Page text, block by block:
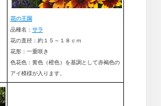
花の王国
品種名： サラ
花の直径：約１５～１８ｃｍ
花形：一重咲き
色花色：黄色（橙色）を基調として赤褐色の
アイ模様が入ります。